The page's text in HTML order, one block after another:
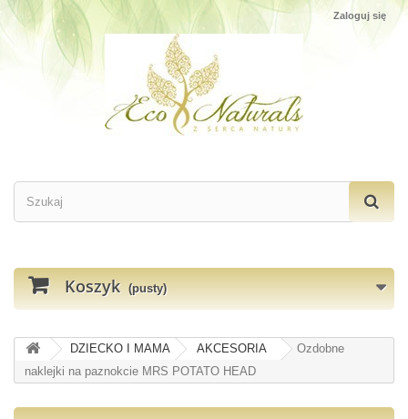
Zaloguj się
Koszyk (pusty)
DZIECKO I MAMA AKCESORIA
Ozdobne
naklejki na paznokcie MRS POTATO HEAD